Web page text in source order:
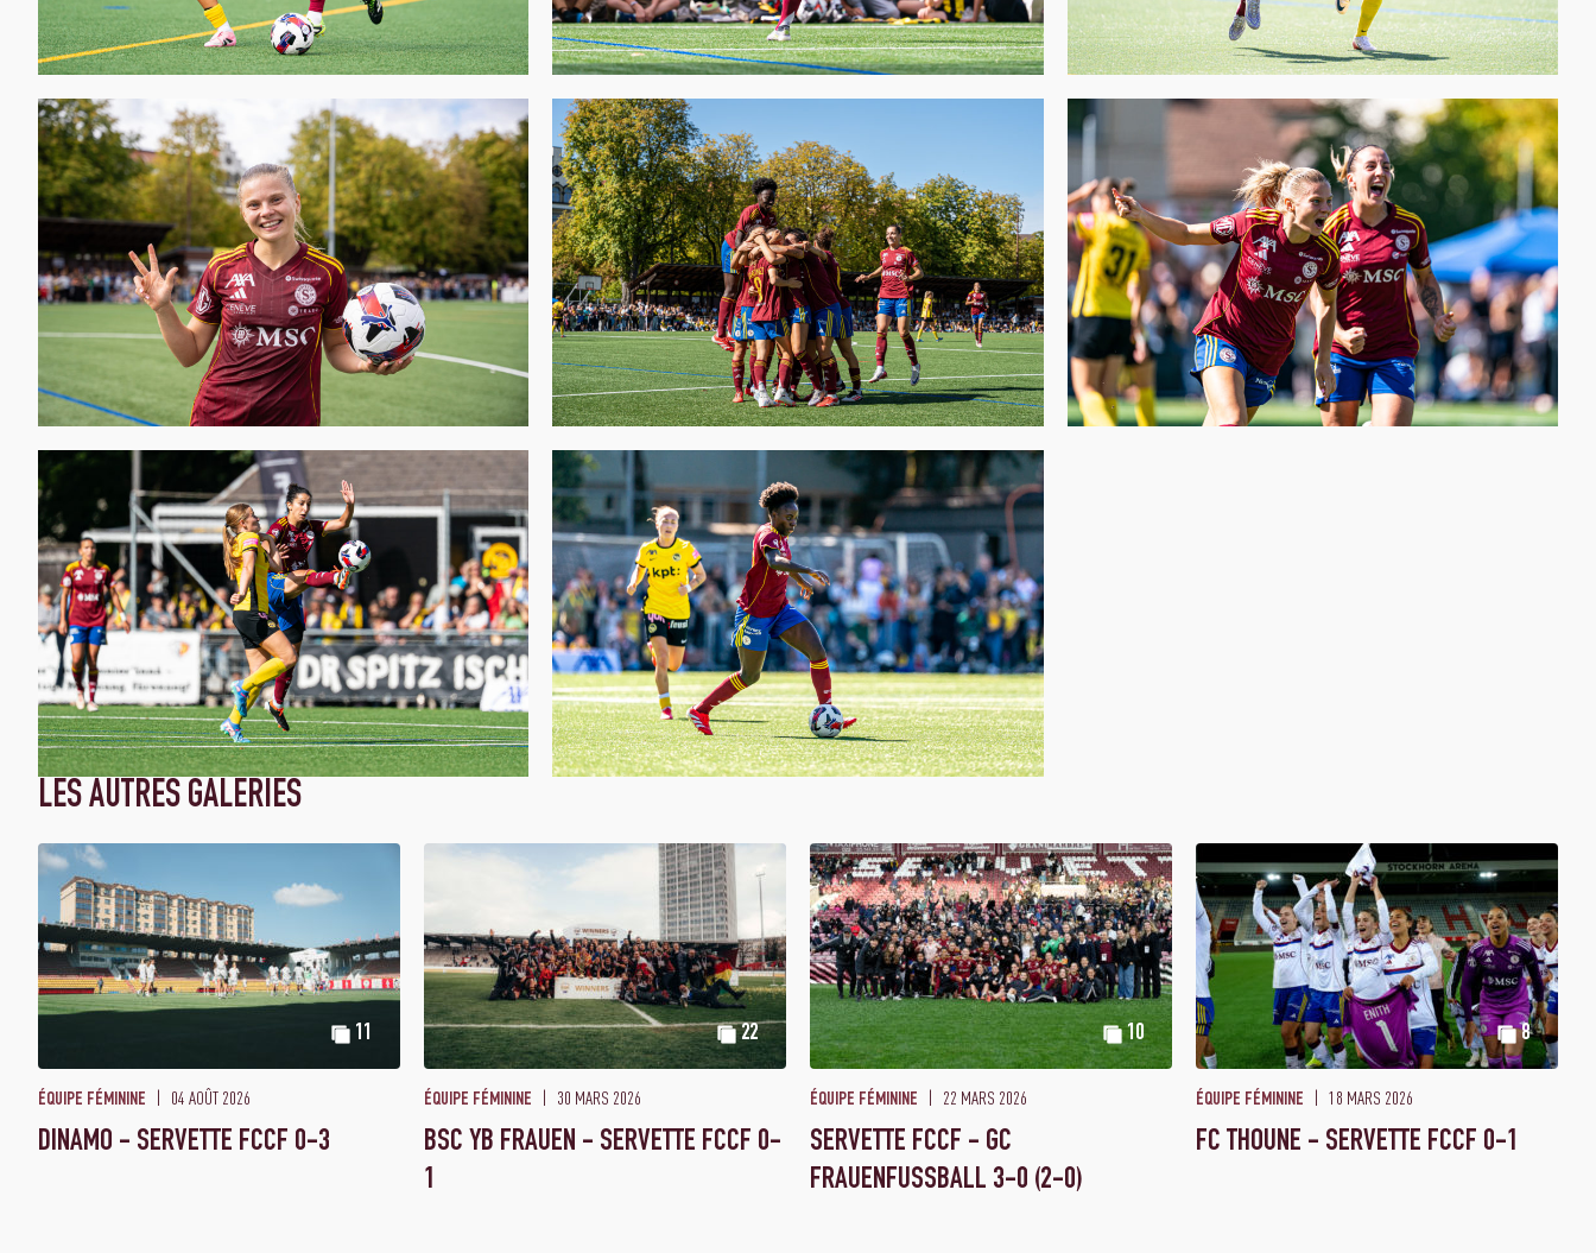
LES AUTRES GALERIES
11
ÉQUIPE FÉMININE 04 AOÛT 2026
DINAMO - SERVETTE FCCF 0-3
22
ÉQUIPE FÉMININE 30 MARS 2026
BSC YB FRAUEN - SERVETTE FCCF 0-
1
10
ÉQUIPE FÉMININE 22 MARS 2026
SERVETTE FCCF - GC
FRAUENFUSSBALL 3-0 (2-0)
8
ÉQUIPE FÉMININE 18 MARS 2026
FC THOUNE - SERVETTE FCCF 0-1